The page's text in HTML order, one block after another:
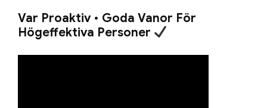
Var Proaktiv • Goda Vanor För
Högeffektiva Personer